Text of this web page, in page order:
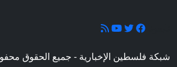
شبكة فلسطين الإخبارية - جميع الحقوق